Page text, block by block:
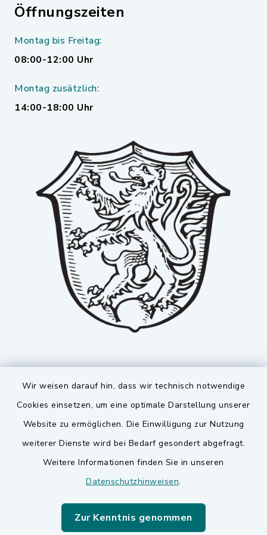
Wir weisen darauf hin, dass wir technisch notwendige
Cookies einsetzen, um eine optimale Darstellung unserer
Website zu ermöglichen. Die Einwilligung zur Nutzung
weiterer Dienste wird bei Bedarf gesondert abgefragt.
Weitere Informationen finden Sie in unseren
Datenschutzhinweisen.
Zur Kenntnis genommen
Öffnungszeiten
Montag bis Freitag:
08:00-12:00 Uhr
Montag zusätzlich:
14:00-18:00 Uhr
Barrierefreiheit
Impressum